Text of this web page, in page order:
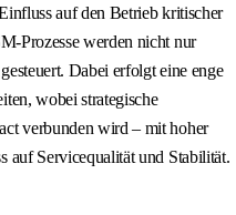
auf den Betrieb kritischer
Prozesse werden nicht nur
Dabei erfolgt eine enge
wobei strategische
verbunden wird – mit hoher
auf Servicequalität und Stabilität.